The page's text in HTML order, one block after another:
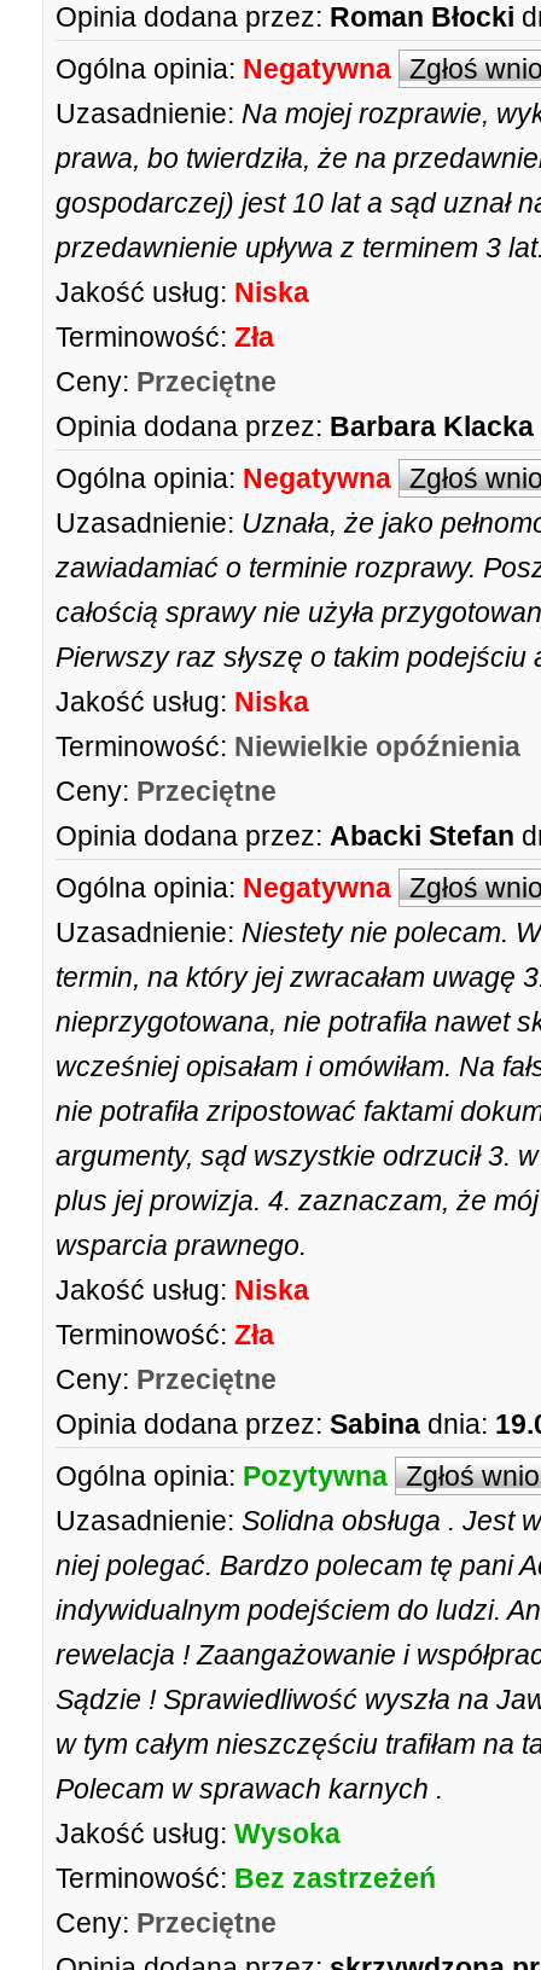
Opinia dodana przez: Roman Błocki
Ogólna opinia: Negatywna Zgłoś
Uzasadnienie: Na mojej rozprawie,
prawa, bo twierdziła, że na
gospodarczej) jest 10 lat a sąd uznał
przedawnienie upływa z terminem 3
Jakość usług: Niska
Terminowość: Zła
Ceny: Przeciętne
Opinia dodana przez: Barbara Klacka
Ogólna opinia: Negatywna Zgłoś
Uzasadnienie: Uznała, że jako
zawiadamiać o terminie rozprawy.
całością sprawy nie użyła
Pierwszy raz słyszę o takim podejściu
Jakość usług: Niska
Terminowość: Niewielkie opóźnienia
Ceny: Przeciętne
Opinia dodana przez: Abacki Stefan
Ogólna opinia: Negatywna Zgłoś
Uzasadnienie: Niestety nie polecam.
termin, na który jej zwracałam uwagę
nieprzygotowana, nie potrafiła nawet
wcześniej opisałam i omówiłam. Na
nie potrafiła zripostować faktami
argumenty, sąd wszystkie odrzucił 3.
plus jej prowizja. 4. zaznaczam, że
wsparcia prawnego.
Jakość usług: Niska
Terminowość: Zła
Ceny: Przeciętne
Opinia dodana przez: Sabina dnia:
Ogólna opinia: Pozytywna Zgłoś
Uzasadnienie: Solidna obsługa . Jest
niej polegać. Bardzo polecam tę pani
indywidualnym podejściem do ludzi.
rewelacja ! Zaangażowanie i
Sądzie ! Sprawiedliwość wyszła na
w tym całym nieszczęściu trafiłam na
Polecam w sprawach karnych .
Jakość usług: Wysoka
Terminowość: Bez zastrzeżeń
Ceny: Przeciętne